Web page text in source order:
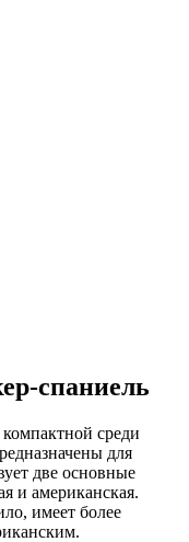
спаниель
среди
для
две основные
и американская.
имеет более